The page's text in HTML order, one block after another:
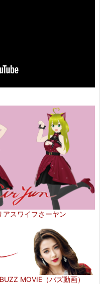
アスワイフさーヤン
MOVIE（バズ動画）